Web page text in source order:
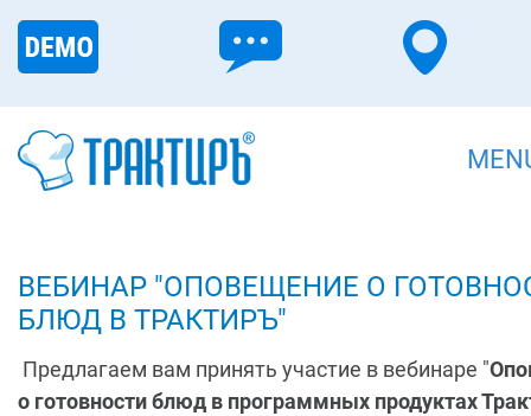
ВЕБИНАР "ОПОВЕЩЕНИЕ О
БЛЮД В ТРАКТИРЪ"
Предлагаем вам принять участие в вебинаре "
о готовности блюд в программных продуктах